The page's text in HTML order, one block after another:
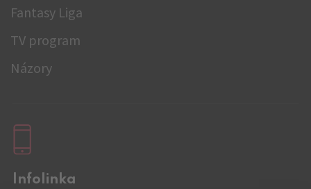
Fantasy Liga
TV program
Názory
Infolinka